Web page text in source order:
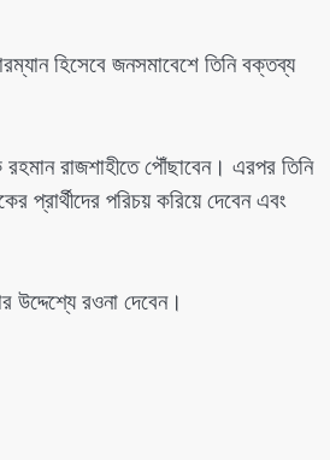
হিসেবে জনসমাবেশে তিনি বক্তব্য
রাজশাহীতে পৌঁছাবেন। এরপর তিনি
প্রার্থীদের পরিচয় করিয়ে দেবেন এবং
রওনা দেবেন।